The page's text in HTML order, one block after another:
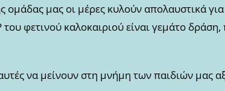
μας οι μέρες κυλούν απολαυστικά
φετινού καλοκαιριού είναι γεμάτο δράση,
να μείνουν στη μνήμη των παιδιών μας